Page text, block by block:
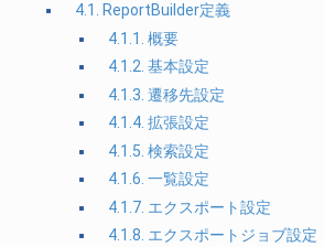
4.1. ReportBuilder定義
4.1.1. 概要
4.1.2. 基本設定
4.1.3. 遷移先設定
4.1.4. 拡張設定
4.1.5. 検索設定
4.1.6. 一覧設定
4.1.7. エクスポート設定
4.1.8. エクスポートジョブ設定